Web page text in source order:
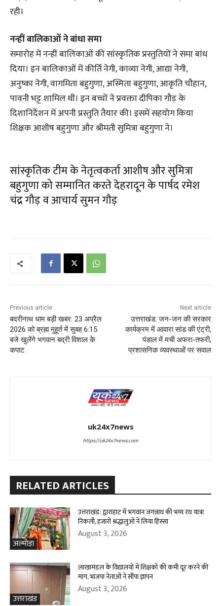
रही।
नन्हीं बालिकाओं ने बांधा समा
समारोह में नन्हीं बालिकाओं की सांस्कृतिक प्रस्तुतियों ने समा बांध
दिया। इन बालिकाओं में कीर्ति नेगी, काव्या नेगी, आद्या नेगी,
अनुष्का नेगी, वागमिता बहुगुणा, अस्मिता बहुगुणा, आकृति चौहान,
पावनी भट्ट शामिल थीं। इन बच्चों ने प्रवक्ता दीपिका गौड़ के
दिशानिर्देशन में अपनी प्रस्तुति तैयार की। इसमें सहयोग किया
शिक्षक आशीष बहुगुणा और श्रीमती सुमित्रा बहुगुणा ने।
सांस्कृतिक टीम के नेतृत्वकर्ता आशीष और सुमित्रा
बहुगुणा को सम्मानित करते देहरादून के पार्षद रमेश
चंद्र गौड़ व आचार्य सुमन गौड़
Previous article
बदरीनाथ धाम बड़ी खबर: 23 अप्रैल
2026 को ब्रह्म मुहूर्त में सुबह 6:15
बजे खुलेंगे भगवान बद्री विशाल के
कपाट
Next article
उत्तराखंड: जन-जन की सरकार
कार्यक्रम में आवारा सांड की एंट्री,
पंडाल में मची अफरा-तफरी,
प्रशासनिक व्यवस्थाओं पर सवाल
uk24x7news
https://uk24x7news.com
RELATED ARTICLES
अल्मोड़ा
उत्तराखंड: द्वाराहाट में भगवान जगन्नाथ की भव्य रथ यात्रा
निकली, हजारों श्रद्धालुओं ने लिया हिस्सा
August 3, 2026
उत्तराखंड
लाखामंडल के विद्यालयों में शिक्षकों की कमी दूर करने की
मांग, भाजपा नेताओं ने सौंपा ज्ञापन
August 3, 2026